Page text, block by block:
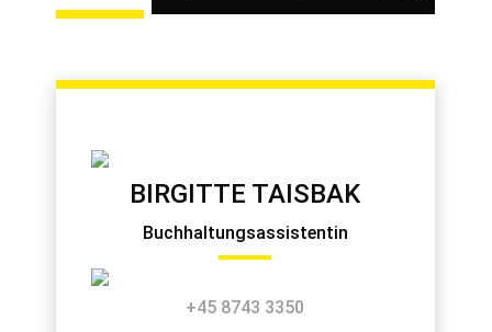
BIRGITTE TAISBAK
Buchhaltungsassistentin
+45 8743 3350